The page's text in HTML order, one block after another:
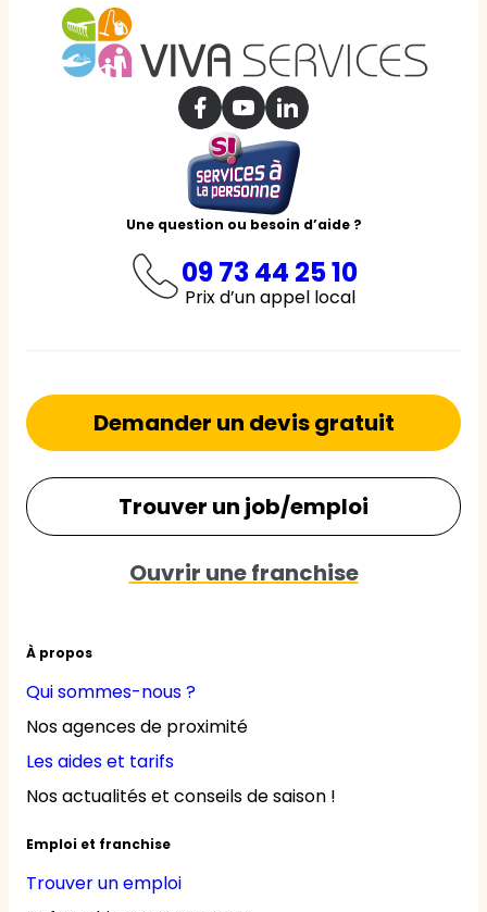
Une question ou besoin d’aide ?
09 73 44 25 10
Prix d’un appel local
À propos
Qui sommes-nous ?
Nos agences de proximité
Les aides et tarifs
Nos actualités et conseils de saison !
Emploi et franchise
Trouver un emploi
Demander un devis gratuit
Trouver un job/emploi
Ouvrir une franchise